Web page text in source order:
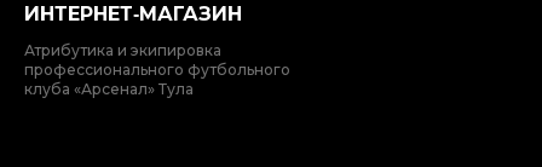
ИНТЕРНЕТ‑МАГАЗИН
Атрибутика и экипировка
профессионального футбольного
клуба «Арсенал» Тула